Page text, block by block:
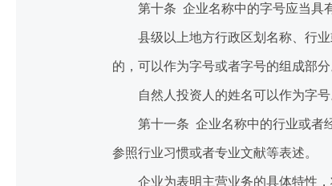
第十条 企业名称中的字号应当具有
县级以上地方行政区划名称、行业
的，可以作为字号或者字号的组成部分
自然人投资人的姓名可以作为字号
第十一条 企业名称中的行业或者经
参照行业习惯或者专业文献等表述。
企业为表明主营业务的具体特性，